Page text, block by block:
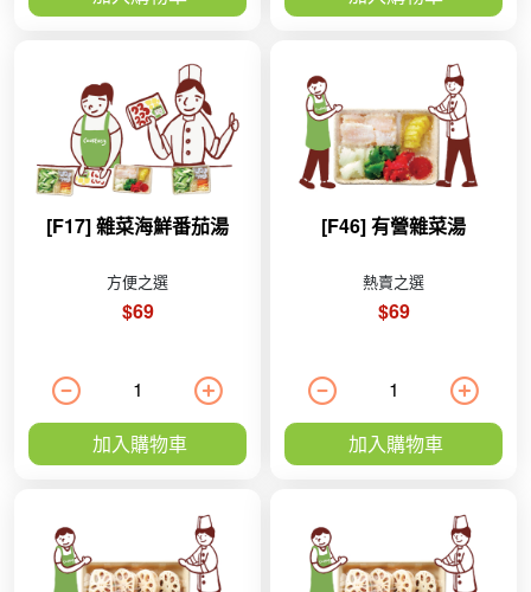
[F17] 雜菜海鮮番茄湯
方便之選
$69
加入購物車
[F46] 有營雜菜湯
熱賣之選
$69
加入購物車